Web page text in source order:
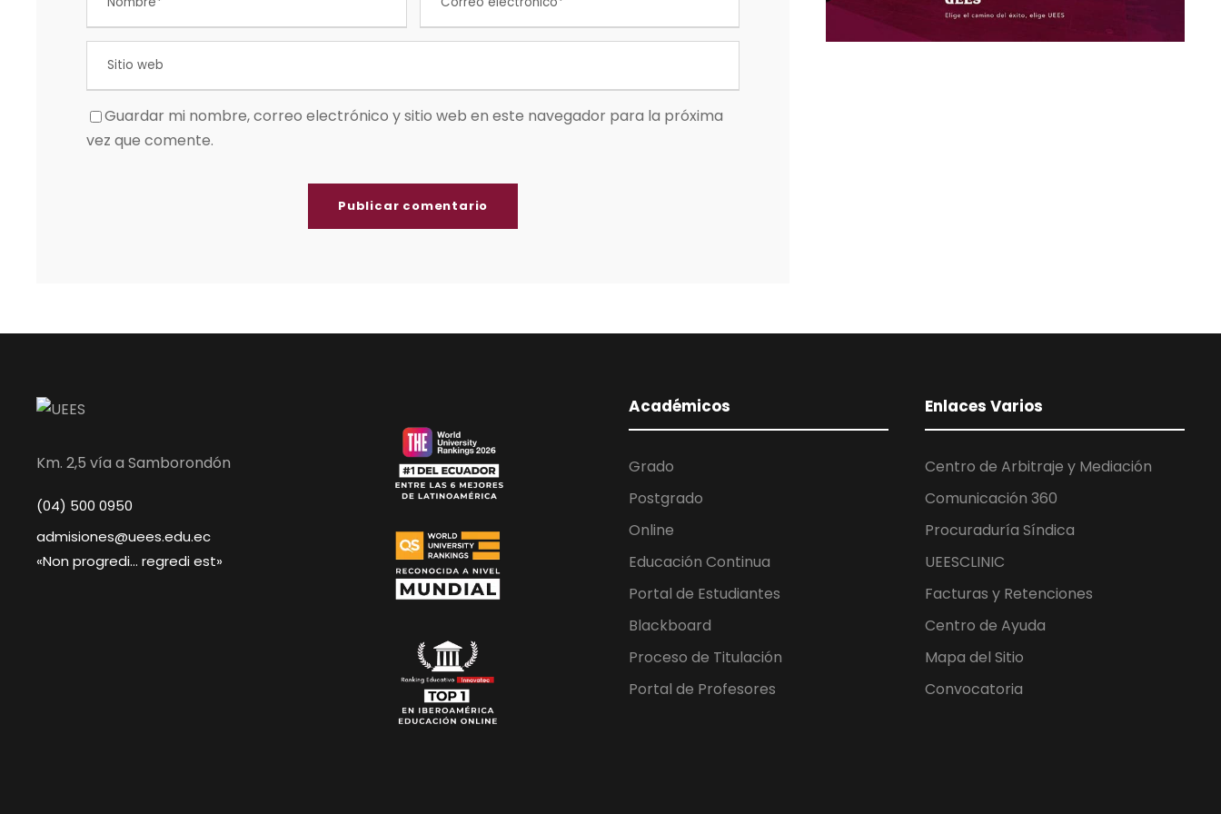
Guardar mi nombre, correo electrónico y sitio web en este navegador para la próxima
vez que comente.
Km. 2,5 vía a Samborondón
(04) 500 0950
admisiones@uees.edu.ec
«Non progredi… regredi est»
Académicos
Grado
Postgrado
Online
Educación Continua
Portal de Estudiantes
Blackboard
Proceso de Titulación
Portal de Profesores
Enlaces Varios
Centro de Arbitraje y Mediación
Comunicación 360
Procuraduría Síndica
UEESCLINIC
Facturas y Retenciones
Centro de Ayuda
Mapa del Sitio
Convocatoria